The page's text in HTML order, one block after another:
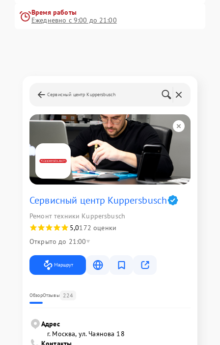
Время работы
Ежедневно с 9:00 до 21:00
Сервисный центр Kuppersbusch
Сервисный центр Kuppersbusch
Ремонт техники Kuppersbusch
5,0172 оценки
Открыто до 21:00
Маршрут
ОбзорОтзывы 224
Адрес
г. Москва, ул. Чаянова 18